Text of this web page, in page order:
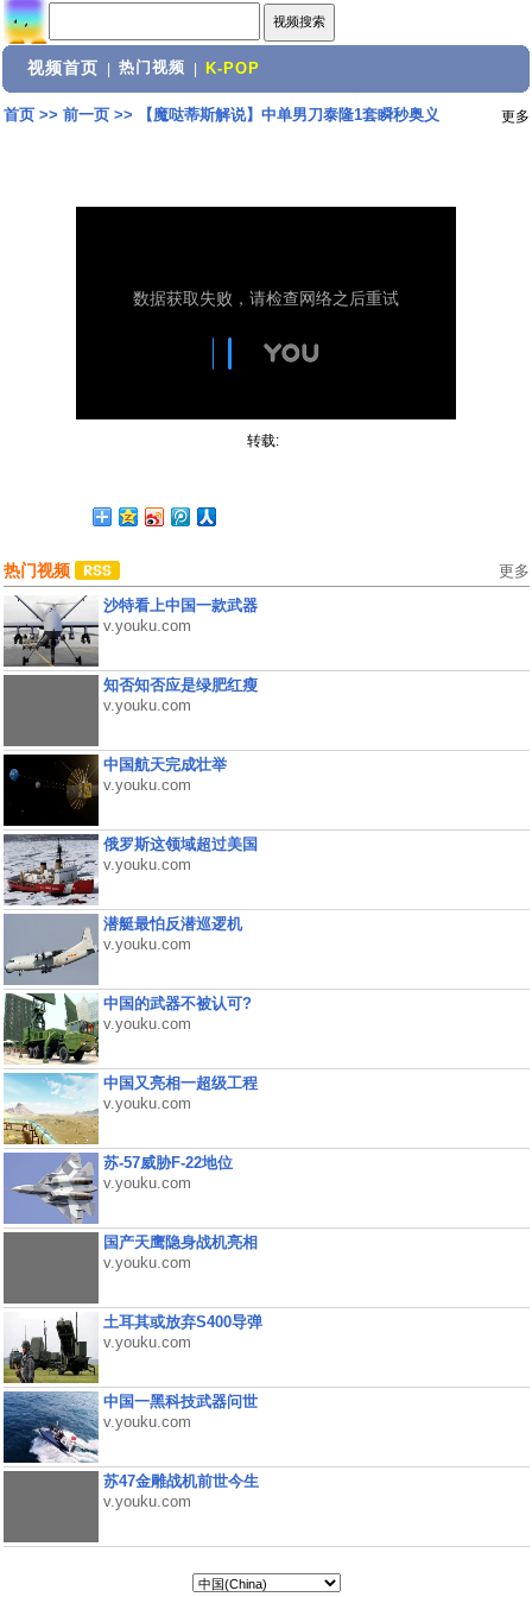
视频首页 热门视频 K-POP
首页>> 前一页>> 【魔哒蒂斯解说】中单男刀泰隆1套瞬秒奥义 更多
转载:
热门视频 更多
沙特看上中国一款武器
v.youku.com
知否知否应是绿肥红瘦
v.youku.com
中国航天完成壮举
v.youku.com
俄罗斯这领域超过美国
v.youku.com
潜艇最怕反潜巡逻机
v.youku.com
中国的武器不被认可?
v.youku.com
中国又亮相一超级工程
v.youku.com
苏-57威胁F-22地位
v.youku.com
国产天鹰隐身战机亮相
v.youku.com
土耳其或放弃S400导弹
v.youku.com
中国一黑科技武器问世
v.youku.com
苏47金雕战机前世今生
v.youku.com